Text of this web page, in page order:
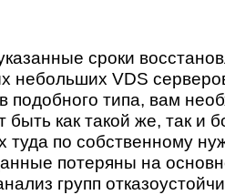
сроки
небольших VDS
подобного типа, вам
как такой же, так и
туда по собственному
потеряны на
групп